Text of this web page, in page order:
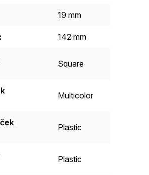
19 mm
: 142 mm
Square
Multicolor
Plastic
Plastic